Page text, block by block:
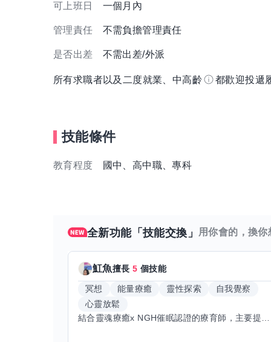
可上班日 一個月內
管理責任 不需負擔管理責任
是否出差 不需出差/外派
所有求職者以及二度就業、中高齡 都歡迎投遞
技能條件
教育程度 國中、高中職、專科
全新功能「技能交換」 用你會的，換
魟魚擅長5 個技能
冥想 能量療癒 靈性探索
自我覺察
心靈放鬆
結合靈魂療癒x NGH催眠認證的療育師，主要提供潛意識探索和靈魂導向的催眠療育。你會全程100%清醒跟我對話。